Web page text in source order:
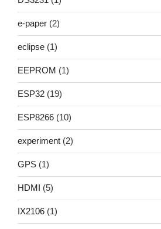
e-paper (2)
eclipse (1)
EEPROM (1)
ESP32 (19)
ESP8266 (10)
experiment (2)
GPS (1)
HDMI (5)
IX2106 (1)